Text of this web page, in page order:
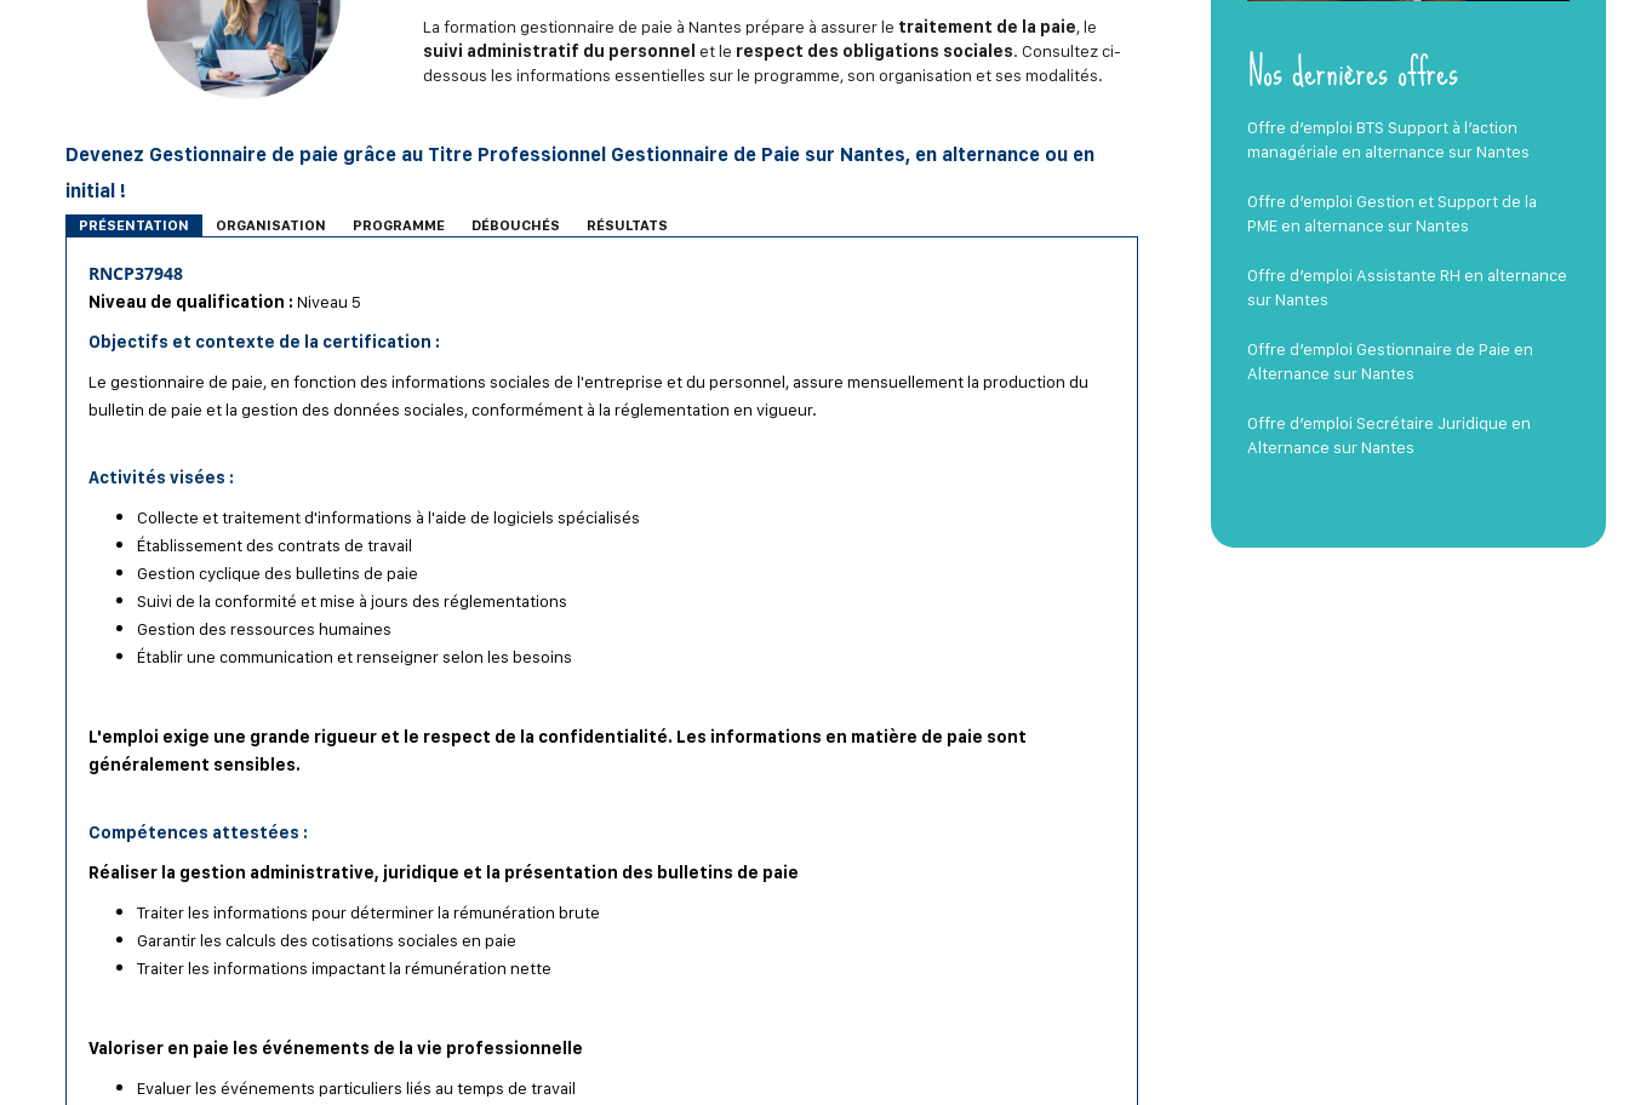
La formation gestionnaire de paie à Nantes prépare à assurer le traitement de la paie, le
suivi administratif du personnel et le respect des obligations sociales. Consultez ci-
dessous les informations essentielles sur le programme, son organisation et ses modalités.
Devenez Gestionnaire de paie grâce au Titre Professionnel Gestionnaire de Paie sur Nantes, en alternance ou en
initial !
PRÉSENTATION ORGANISATION PROGRAMME DÉBOUCHÉS RÉSULTATS
RNCP37948
Niveau de qualification : Niveau 5
Objectifs et contexte de la certification :
Le gestionnaire de paie, en fonction des informations sociales de l'entreprise et du personnel, assure mensuellement la production du
bulletin de paie et la gestion des données sociales, conformément à la réglementation en vigueur.
Activités visées :
Collecte et traitement d'informations à l'aide de logiciels spécialisés
Établissement des contrats de travail
Gestion cyclique des bulletins de paie
Suivi de la conformité et mise à jours des réglementations
Gestion des ressources humaines
Établir une communication et renseigner selon les besoins
L'emploi exige une grande rigueur et le respect de la confidentialité. Les informations en matière de paie sont
généralement sensibles.
Compétences attestées :
Réaliser la gestion administrative, juridique et la présentation des bulletins de paie
Traiter les informations pour déterminer la rémunération brute
Garantir les calculs des cotisations sociales en paie
Traiter les informations impactant la rémunération nette
Valoriser en paie les événements de la vie professionnelle
Evaluer les événements particuliers liés au temps de travail
Nos dernières offres
Offre d’emploi BTS Support à l’action
managériale en alternance sur Nantes
Offre d’emploi Gestion et Support de la
PME en alternance sur Nantes
Offre d’emploi Assistante RH en alternance
sur Nantes
Offre d’emploi Gestionnaire de Paie en
Alternance sur Nantes
Offre d’emploi Secrétaire Juridique en
Alternance sur Nantes